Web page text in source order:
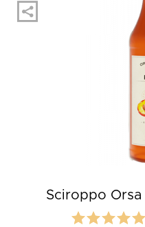
Sciroppo Orsa